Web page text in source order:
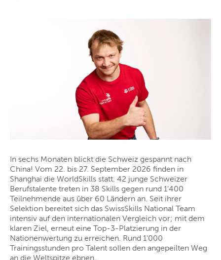
In sechs Monaten blickt die Schweiz gespannt nach
China! Vom 22. bis 27. September 2026 finden in
Shanghai die WorldSkills statt. 42 junge Schweizer
Berufstalente treten in 38 Skills gegen rund 1'400
Teilnehmende aus über 60 Ländern an. Seit ihrer
Selektion bereitet sich das SwissSkills National Team
intensiv auf den internationalen Vergleich vor; mit dem
klaren Ziel, erneut eine Top-3-Platzierung in der
Nationenwertung zu erreichen. Rund 1'000
Trainingsstunden pro Talent sollen den angepeilten Weg
an die Weltspitze ebnen.